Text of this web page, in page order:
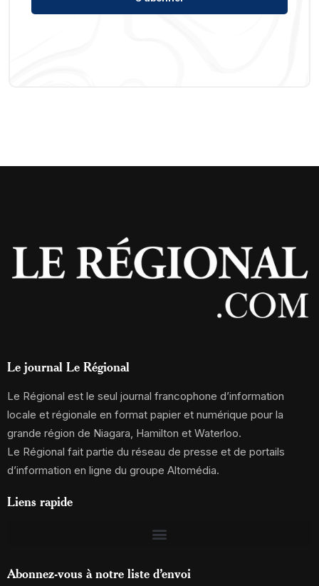
Le journal Le Régional
Le Régional est le seul journal francophone d’information
locale et régionale en format papier et numérique pour la
grande région de Niagara, Hamilton et Waterloo.
Le Régional fait partie du réseau de presse et de portails
d’information en ligne du groupe Altomédia.
Liens rapide
Abonnez-vous à notre liste d’envoi